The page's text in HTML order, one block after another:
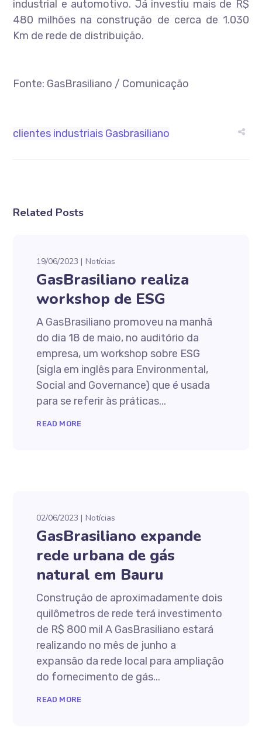
industrial e automotivo. Já investiu mais de R$
480 milhões na construção de cerca de 1.030
Km de rede de distribuição.
Fonte: GasBrasiliano / Comunicação
clientes industriais Gasbrasiliano
Related Posts
19/06/2023 Notícias
GasBrasiliano realiza
workshop de ESG
A GasBrasiliano promoveu na manhã
do dia 18 de maio, no auditório da
empresa, um workshop sobre ESG
(sigla em inglês para Environmental,
Social and Governance) que é usada
para se referir às práticas...
READ MORE
02/06/2023 Notícias
GasBrasiliano expande
rede urbana de gás
natural em Bauru
Construção de aproximadamente dois
quilômetros de rede terá investimento
de R$ 800 mil A GasBrasiliano estará
realizando no mês de junho a
expansão da rede local para ampliação
do fornecimento de gás...
READ MORE